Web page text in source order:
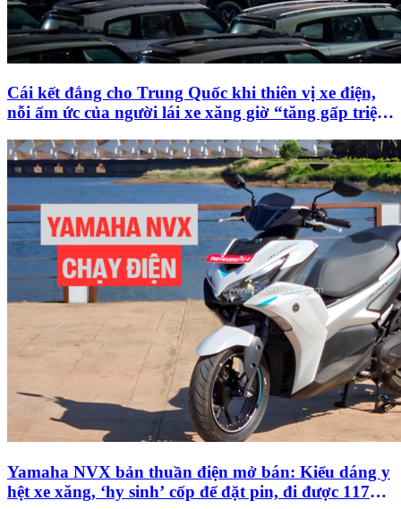
Cái kết đắng cho Trung Quốc khi thiên vị xe điện,
nỗi ấm ức của người lái xe xăng giờ “tăng gấp triệu
Yamaha NVX bản thuần điện mở bán: Kiểu dáng y
hệt xe xăng, ‘hy sinh’ cốp để đặt pin, đi được 117